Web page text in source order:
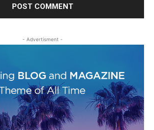
- Advertisment -